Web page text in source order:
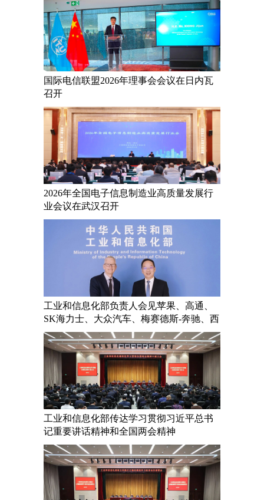
国际电信联盟2026年理事会会议在日内瓦
召开
2026年全国电子信息制造业高质量发展行
业会议在武汉召开
工业和信息化部负责人会见苹果、高通、
SK海力士、大众汽车、梅赛德斯-奔驰、西
门子等跨国企业和商协会负...
工业和信息化部传达学习贯彻习近平总书
记重要讲话精神和全国两会精神